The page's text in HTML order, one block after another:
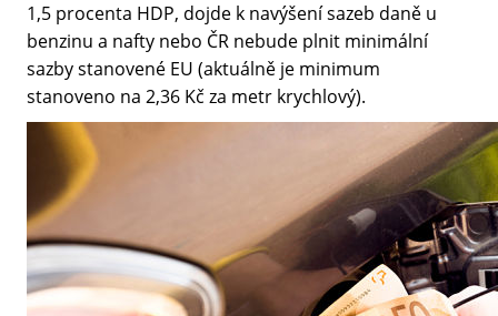
1,5 procenta HDP, dojde k navýšení sazeb daně u
benzinu a nafty nebo ČR nebude plnit minimální
sazby stanovené EU (aktuálně je minimum
stanoveno na 2,36 Kč za metr krychlový).